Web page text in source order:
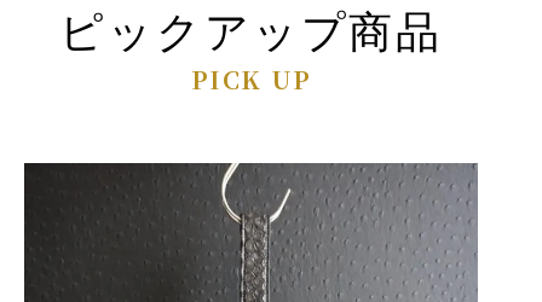
ピックアップ商品
PICK UP